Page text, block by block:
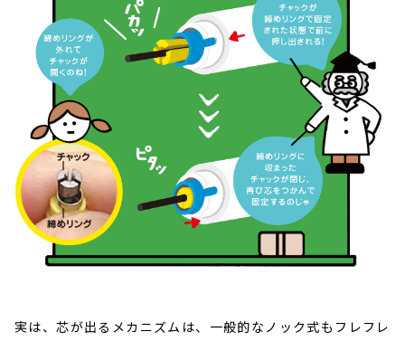
実は、芯が出るメカニズムは、一般的なノック式もフレフレ